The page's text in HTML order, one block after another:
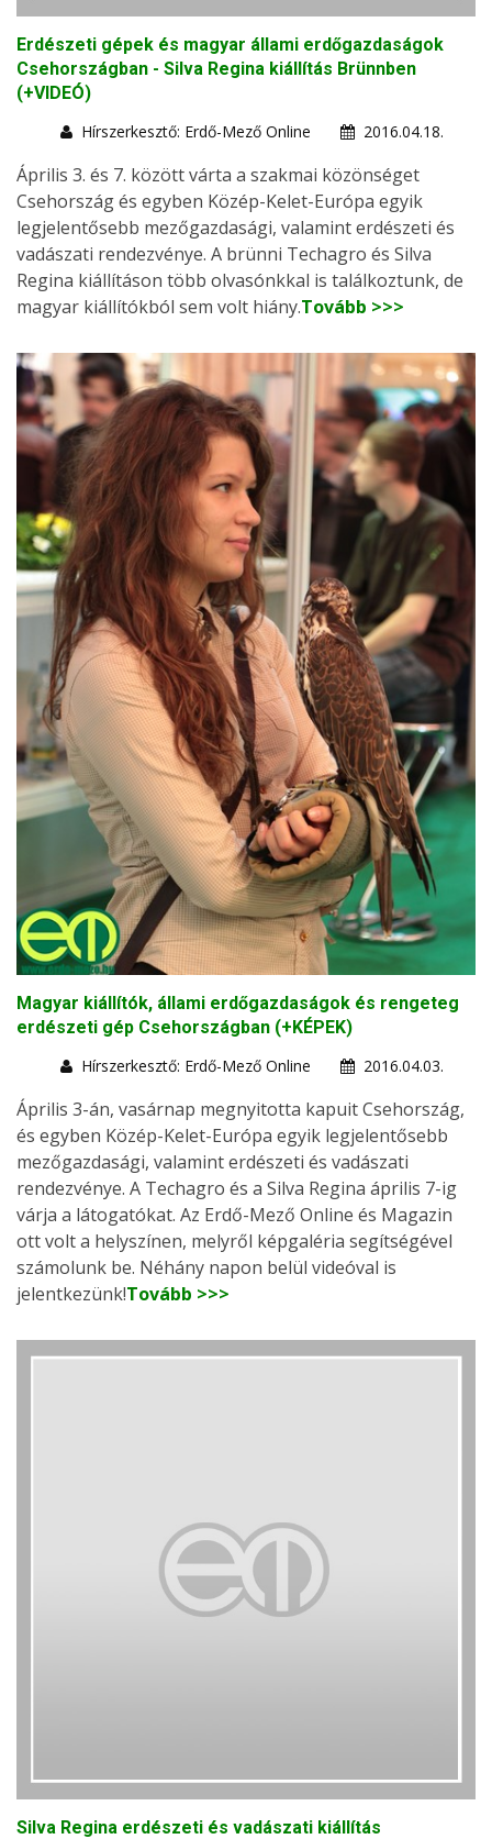
Erdészeti gépek és magyar állami erdőgazdaságok
Csehországban - Silva Regina kiállítás Brünnben
(+VIDEÓ)
Hírszerkesztő: Erdő-Mező Online
2016.04.18.
Április 3. és 7. között várta a szakmai közönséget
Csehország és egyben Közép-Kelet-Európa egyik
legjelentősebb mezőgazdasági, valamint erdészeti és
vadászati rendezvénye. A brünni Techagro és Silva
Regina kiállításon több olvasónkkal is találkoztunk, de
magyar kiállítókból sem volt hiány.Tovább >>>
Magyar kiállítók, állami erdőgazdaságok és rengeteg
erdészeti gép Csehországban (+KÉPEK)
Hírszerkesztő: Erdő-Mező Online
2016.04.03.
Április 3-án, vasárnap megnyitotta kapuit Csehország,
és egyben Közép-Kelet-Európa egyik legjelentősebb
mezőgazdasági, valamint erdészeti és vadászati
rendezvénye. A Techagro és a Silva Regina április 7-ig
várja a látogatókat. Az Erdő-Mező Online és Magazin
ott volt a helyszínen, melyről képgaléria segítségével
számolunk be. Néhány napon belül videóval is
jelentkezünk!Tovább >>>
Silva Regina erdészeti és vadászati kiállítás